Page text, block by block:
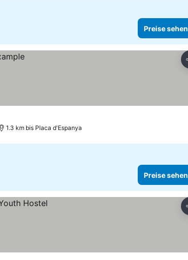
Preise sehen
1.3 km bis Placa d'Espanya
Preise sehen